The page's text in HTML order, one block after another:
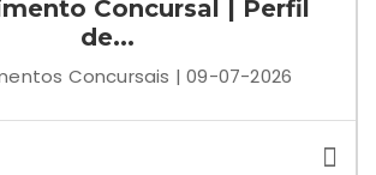
Concursal | Perfil
de...
Concursais | 09-07-2026